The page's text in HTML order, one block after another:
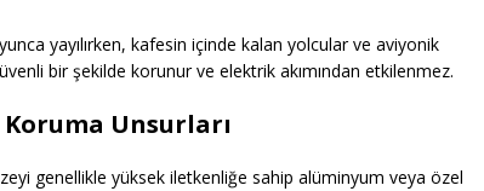
yayılırken, kafesin içinde kalan yolcular ve aviyonik
bir şekilde korunur ve elektrik akımından etkilenmez.
Unsurları
genellikle yüksek iletkenliğe sahip alüminyum veya özel